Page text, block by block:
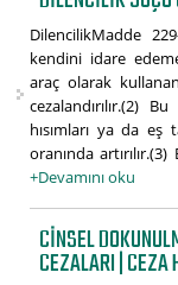
DilencilikMadde
kendini idare
araç olarak
cezalandırılır.(2)
hısımları ya da eş
oranında
+Devamını oku
CINSEL
CEZALARI | CEZA